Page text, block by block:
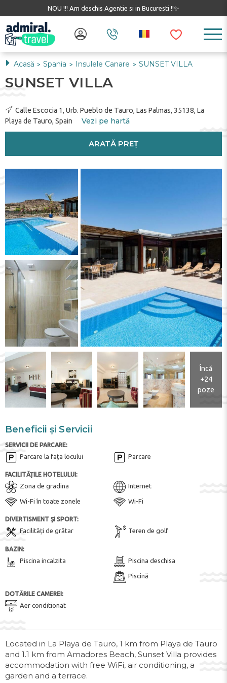
NOU !!! Am deschis Agentie si in Bucuresti !!✨
Acasă > Spania > Insulele Canare > SUNSET VILLA
SUNSET VILLA
Calle Escocia 1, Urb. Pueblo de Tauro, Las Palmas, 35138, La
Playa de Tauro, Spain
Vezi pe hartă
ARATĂ PREȚ
Încă
+24
poze
Beneficii și Servicii
SERVICII DE PARCARE:
Parcare la fața locului Parcare
FACILITĂȚILE HOTELULUI:
Zona de gradina Internet
Wi-Fi în toate zonele Wi-Fi
DIVERTISMENT ȘI SPORT:
Facilități de grătar Teren de golf
BAZIN:
Piscina incalzita Piscina deschisa
Piscină
DOTĂRILE CAMEREI:
Aer conditionat
Located in La Playa de Tauro, 1 km from Playa de Tauro
and 1.1 km from Amadores Beach, Sunset Villa provides
accommodation with free WiFi, air conditioning, a
garden and a terrace.